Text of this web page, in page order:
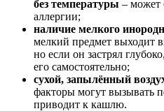
без температуры – может
аллергии;
наличие мелкого
мелкий предмет выходит
но если он застрял
его самостоятельно;
сухой, запылённый
факторы могут вызывать
приводит к кашлю.